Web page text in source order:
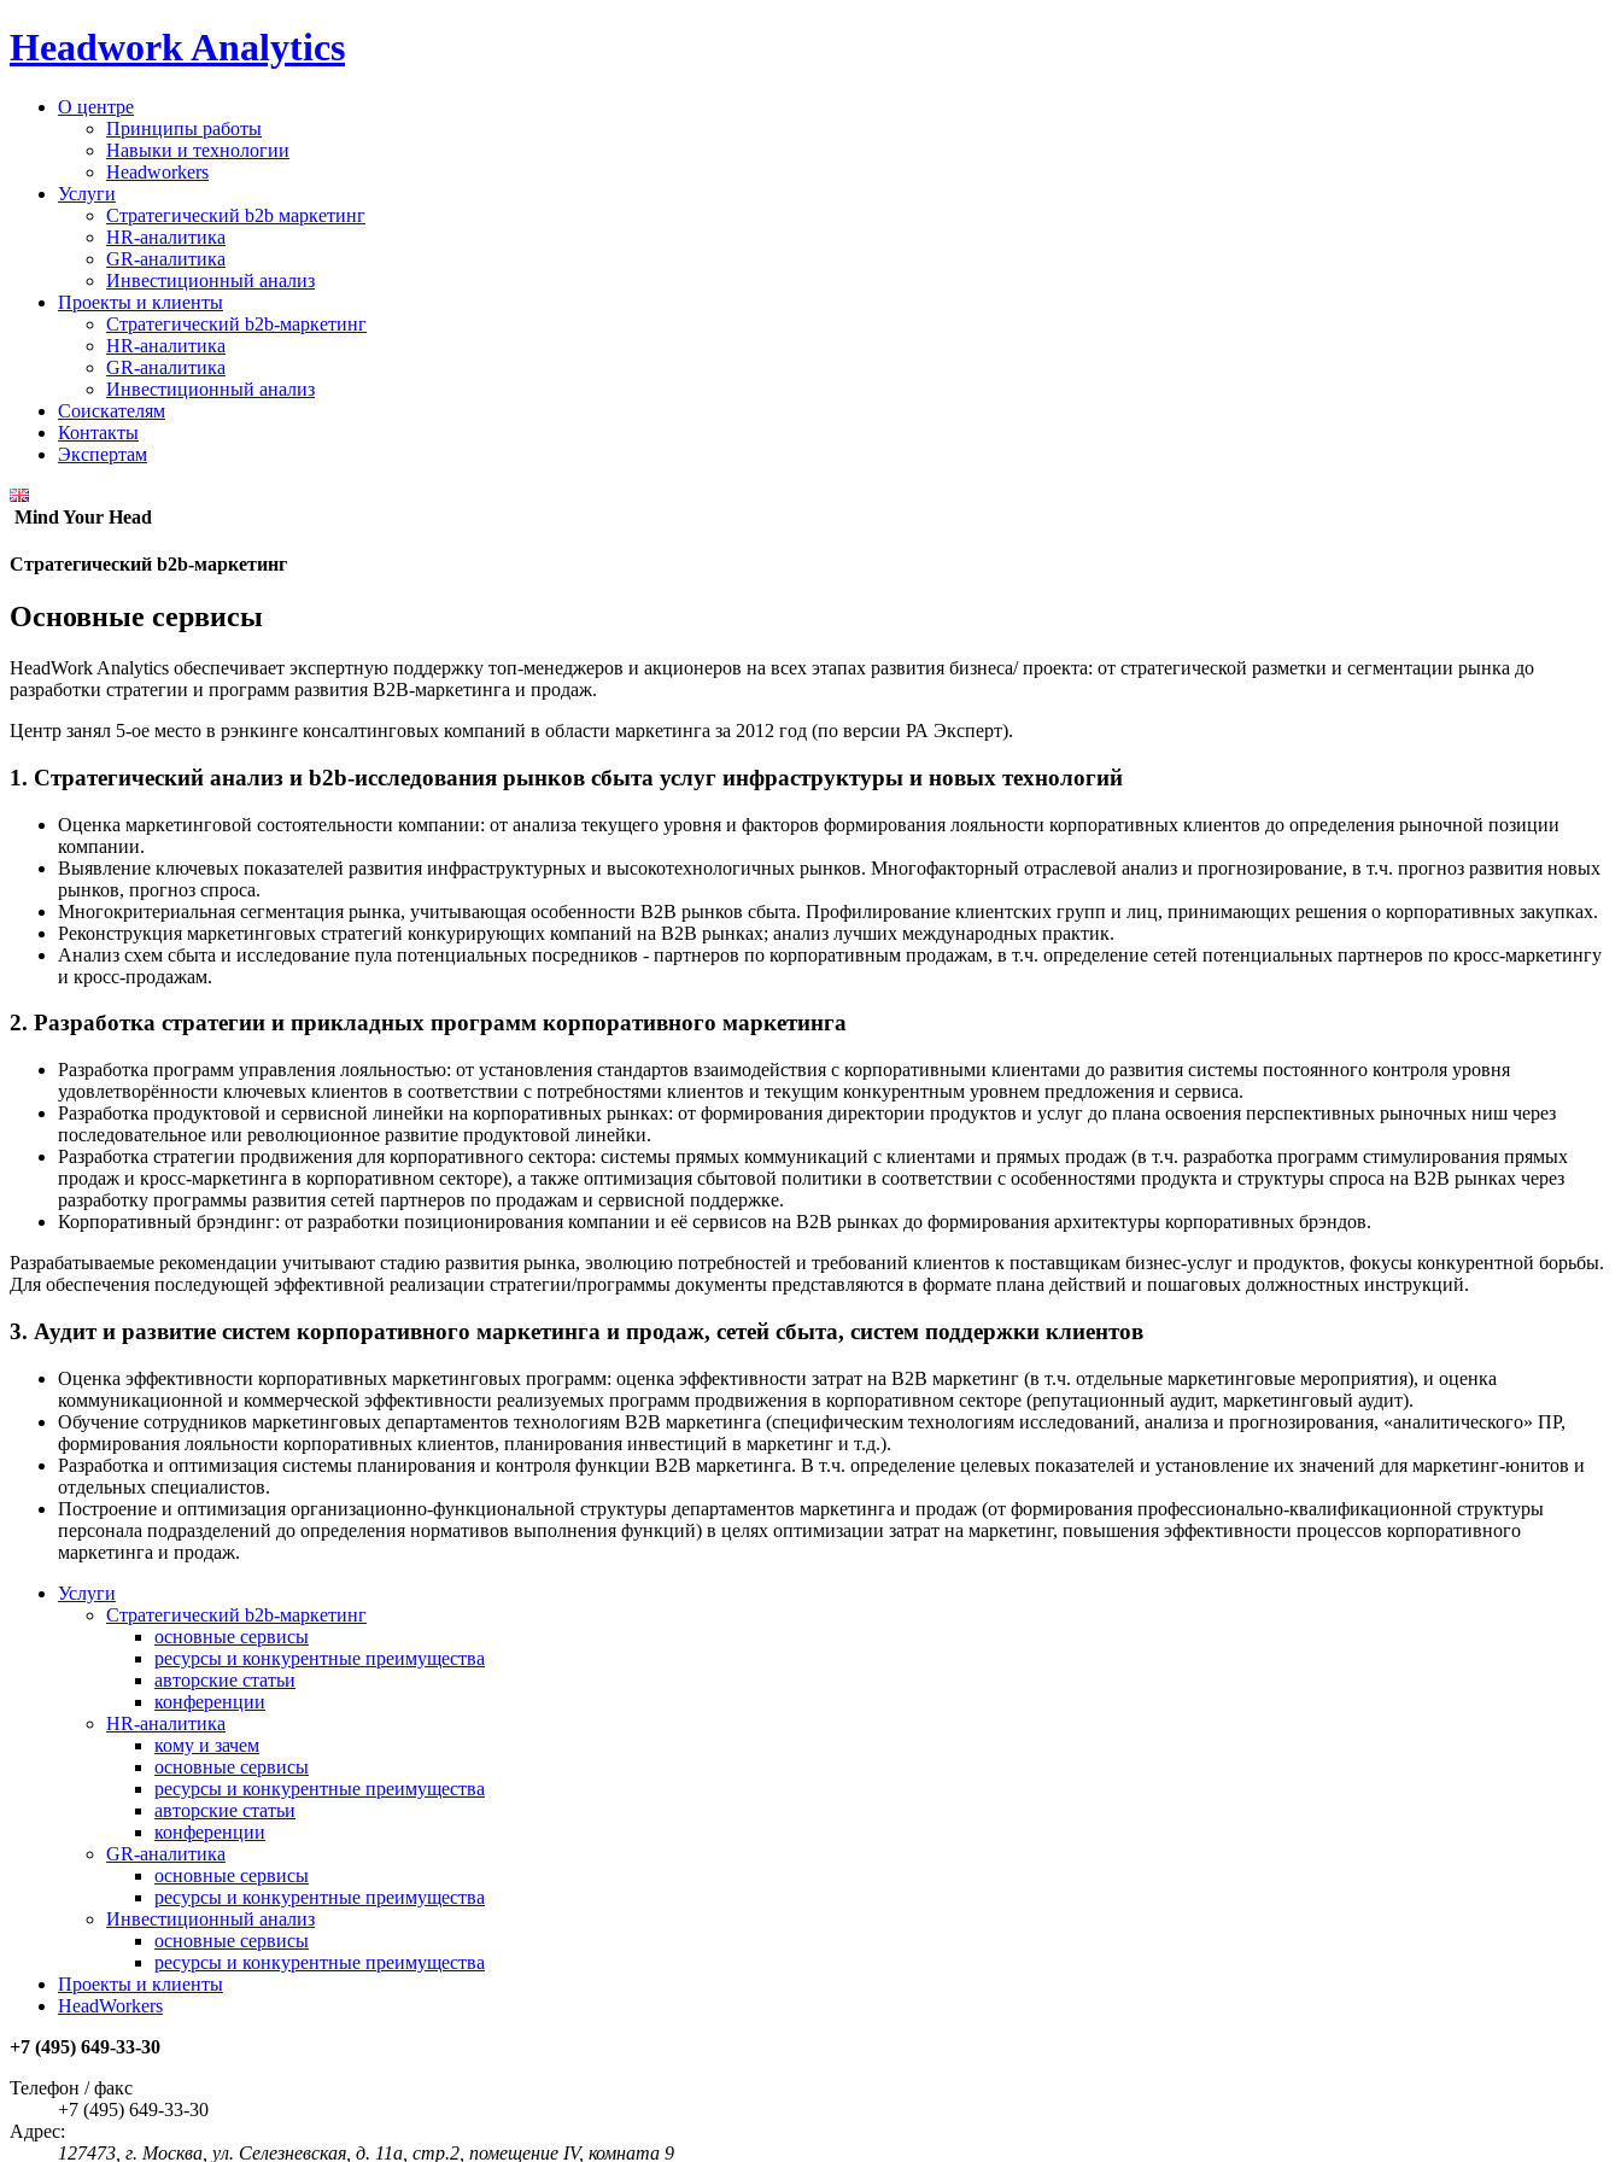
Headwork Analytics
О центре
Принципы работы
Навыки и технологии
Headworkers
Услуги
Стратегический b2b маркетинг
HR-аналитика
GR-аналитика
Инвестиционный анализ
Проекты и клиенты
Стратегический b2b-маркетинг
HR-аналитика
GR-аналитика
Инвестиционный анализ
Соискателям
Контакты
Экспертам
Mind Your Head
Стратегический b2b-маркетинг
Основные сервисы
HeadWork Analytics обеспечивает экспертную поддержку топ-менеджеров и акционеров на всех этапах развития бизнеса/ проекта: от стратегической разметки и сегментации рынка до
разработки стратегии и программ развития B2B-маркетинга и продаж.
Центр занял 5-ое место в рэнкинге консалтинговых компаний в области маркетинга за 2012 год (по версии РА Эксперт).
1. Стратегический анализ и b2b-исследования рынков сбыта услуг инфраструктуры и новых технологий
Оценка маркетинговой состоятельности компании: от анализа текущего уровня и факторов формирования лояльности корпоративных клиентов до определения рыночной позиции
компании.
Выявление ключевых показателей развития инфраструктурных и высокотехнологичных рынков. Многофакторный отраслевой анализ и прогнозирование, в т.ч. прогноз развития новых
рынков, прогноз спроса.
Многокритериальная сегментация рынка, учитывающая особенности B2B рынков сбыта. Профилирование клиентских групп и лиц, принимающих решения о корпоративных закупках.
Реконструкция маркетинговых стратегий конкурирующих компаний на B2B рынках; анализ лучших международных практик.
Анализ схем сбыта и исследование пула потенциальных посредников - партнеров по корпоративным продажам, в т.ч. определение сетей потенциальных партнеров по кросс-маркетингу
и кросс-продажам.
2. Разработка стратегии и прикладных программ корпоративного маркетинга
Разработка программ управления лояльностью: от установления стандартов взаимодействия с корпоративными клиентами до развития системы постоянного контроля уровня
удовлетворённости ключевых клиентов в соответствии с потребностями клиентов и текущим конкурентным уровнем предложения и сервиса.
Разработка продуктовой и сервисной линейки на корпоративных рынках: от формирования директории продуктов и услуг до плана освоения перспективных рыночных ниш через
последовательное или революционное развитие продуктовой линейки.
Разработка стратегии продвижения для корпоративного сектора: системы прямых коммуникаций с клиентами и прямых продаж (в т.ч. разработка программ стимулирования прямых
продаж и кросс-маркетинга в корпоративном секторе), а также оптимизация сбытовой политики в соответствии с особенностями продукта и структуры спроса на B2B рынках через
разработку программы развития сетей партнеров по продажам и сервисной поддержке.
Корпоративный брэндинг: от разработки позиционирования компании и её сервисов на B2B рынках до формирования архитектуры корпоративных брэндов.
Разрабатываемые рекомендации учитывают стадию развития рынка, эволюцию потребностей и требований клиентов к поставщикам бизнес-услуг и продуктов, фокусы конкурентной борьбы.
Для обеспечения последующей эффективной реализации стратегии/программы документы представляются в формате плана действий и пошаговых должностных инструкций.
3. Аудит и развитие систем корпоративного маркетинга и продаж, сетей сбыта, систем поддержки клиентов
Оценка эффективности корпоративных маркетинговых программ: оценка эффективности затрат на B2B маркетинг (в т.ч. отдельные маркетинговые мероприятия), и оценка
коммуникационной и коммерческой эффективности реализуемых программ продвижения в корпоративном секторе (репутационный аудит, маркетинговый аудит).
Обучение сотрудников маркетинговых департаментов технологиям B2B маркетинга (специфическим технологиям исследований, анализа и прогнозирования, «аналитического» ПР,
формирования лояльности корпоративных клиентов, планирования инвестиций в маркетинг и т.д.).
Разработка и оптимизация системы планирования и контроля функции B2B маркетинга. В т.ч. определение целевых показателей и установление их значений для маркетинг-юнитов и
отдельных специалистов.
Построение и оптимизация организационно-функциональной структуры департаментов маркетинга и продаж (от формирования профессионально-квалификационной структуры
персонала подразделений до определения нормативов выполнения функций) в целях оптимизации затрат на маркетинг, повышения эффективности процессов корпоративного
маркетинга и продаж.
Услуги
Стратегический b2b-маркетинг
основные сервисы
ресурсы и конкурентные преимущества
авторские статьи
конференции
HR-аналитика
кому и зачем
основные сервисы
ресурсы и конкурентные преимущества
авторские статьи
конференции
GR-аналитика
основные сервисы
ресурсы и конкурентные преимущества
Инвестиционный анализ
основные сервисы
ресурсы и конкурентные преимущества
Проекты и клиенты
HeadWorkers
+7 (495) 649-33-30
Телефон / факс
+7 (495) 649-33-30
Адрес:
127473, г. Москва, ул. Селезневская, д. 11а, стр.2, помещение IV, комната 9